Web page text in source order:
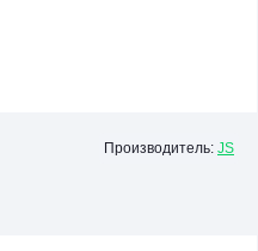
Производитель: JS